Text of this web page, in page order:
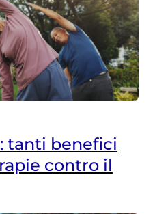
tanti benefici
contro il